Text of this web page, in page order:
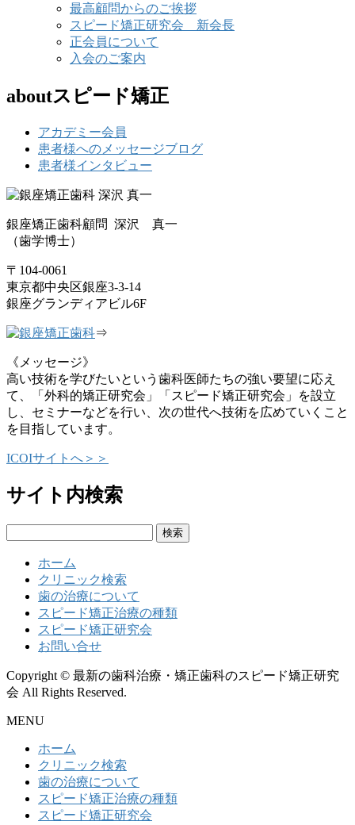
最高顧問からのご挨拶
スピード矯正研究会 新会長
正会員について
入会のご案内
aboutスピード矯正
アカデミー会員
患者様へのメッセージブログ
患者様インタビュー
銀座矯正歯科顧問 深沢 真一
（歯学博士）
〒104-0061
東京都中央区銀座3-3-14
銀座グランディアビル6F
⇒
《メッセージ》
高い技術を学びたいという歯科医師たちの強い要望に応え
て、「外科的矯正研究会」「スピード矯正研究会」を設立
し、セミナーなどを行い、次の世代へ技術を広めていくこと
を目指しています。
ICOIサイトへ＞＞
サイト内検索
ホーム
クリニック検索
歯の治療について
スピード矯正治療の種類
スピード矯正研究会
お問い合せ
Copyright © 最新の歯科治療・矯正歯科のスピード矯正研究
会 All Rights Reserved.
MENU
ホーム
クリニック検索
歯の治療について
スピード矯正治療の種類
スピード矯正研究会